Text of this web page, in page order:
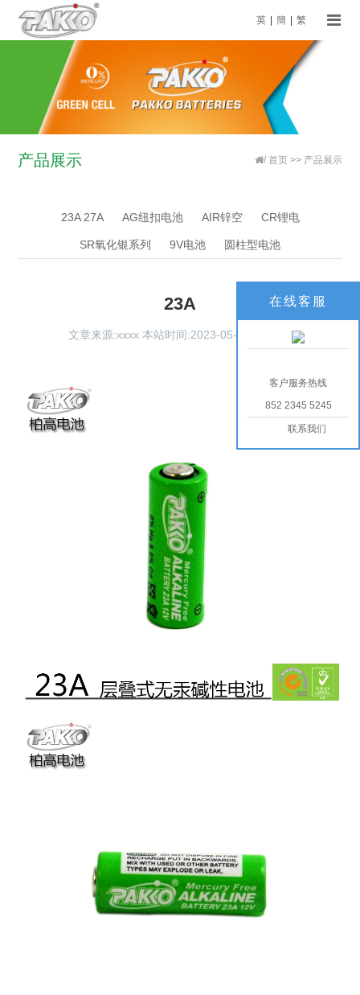
英 簡 繁
产品展示 / 首页>> 产品展示
23A 27A AG纽扣电池 AIR锌空 CR锂电
SR氧化银系列 9V电池 圆柱型电池
23A
文章来源:xxxx 本站时间:2023-05-19 点击:
在线客服
客户服务热线
852 2345 5245
联系我们